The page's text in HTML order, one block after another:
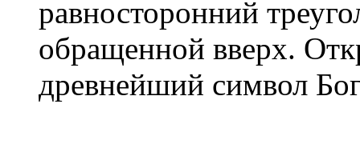
равносторонний
обращенной вверх.
древнейший символ